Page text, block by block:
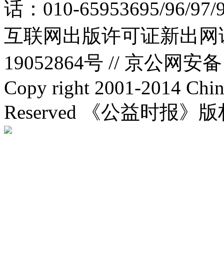
话：010-65953695/96/
互联网出版许可证新出
19052864号 // 京公网安
Copy right 2001-2014
Reserved 《公益时报》